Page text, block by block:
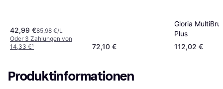
42,99 €85,98 €/L
Oder 3 Zahlungen von
14,33 €¹ 72,10 €
Gloria
Plus
112,02 €
Produktinformationen